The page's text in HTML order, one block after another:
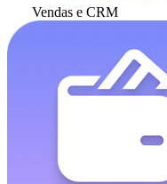
Vendas e CRM